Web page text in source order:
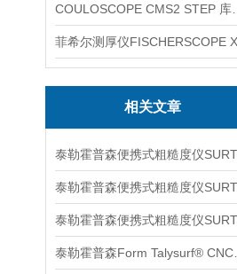
相关文章